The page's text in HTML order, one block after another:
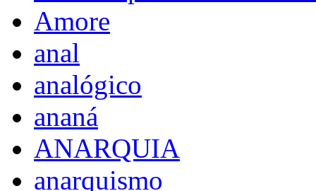
Amore
anal
analógico
ananá
ANARQUIA
anarquismo